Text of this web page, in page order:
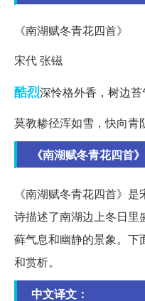
《南湖赋冬青花四首》
宋代 张镃
酷烈深怜格外香，树边苔
莫教糁径浑如雪，快向青
《南湖赋冬青花四首
《南湖赋冬青花四首》
诗描述了南湖边上冬日里
藓气息和幽静的景象。下
和赏析。
中文译文：